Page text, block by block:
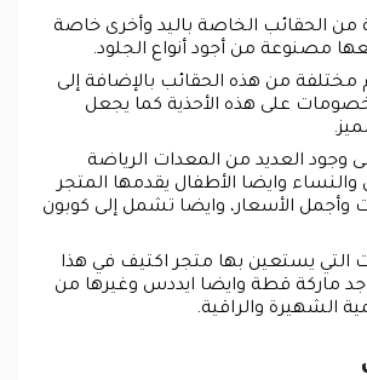
الحقائب الخاصة باليد وأخرى خاصة
مصنوعة من أجود أنواع الجلود.
مختلفة من هذه الحقائب بالإضافة إلى
على هذه الأحذية كما يجعل
وجود العديد من المعدات الرياضة
والنساء وايضا الأطفال يقدمها المتجر
وأجمل الأسعار، وايضا تشمل إلى كوبون
التي يستعين بها متجر اكتيف في هذا
ماركة قطة وايضا ايددس وغيرها من
الشهيرة والراقية.